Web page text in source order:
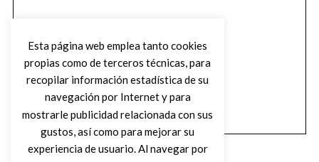
Esta página web emplea tanto cookies
propias como de terceros técnicas, para
recopilar información estadística de su
navegación por Internet y para
mostrarle publicidad relacionada con sus
gustos, así como para mejorar su
experiencia de usuario. Al navegar por